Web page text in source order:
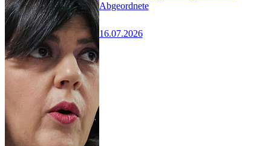
Abgeordnete
16.07.2026